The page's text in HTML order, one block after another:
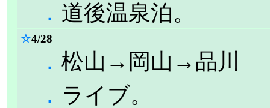
． 道後温泉泊。
☆4/28
． 松山→岡山→品川
． ライブ。